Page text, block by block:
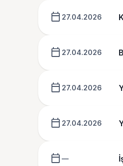
calendar_today 27.04.2026
calendar_today 27.04.2026
calendar_today 27.04.2026
calendar_today 27.04.2026
calendar_today —